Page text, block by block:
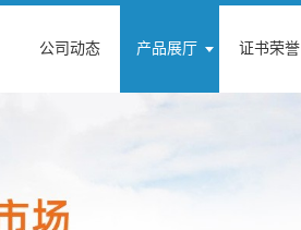
公司动态 产品展厅 证书荣誉